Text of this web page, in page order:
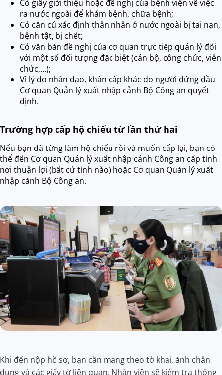
Có giấy giới thiệu hoặc đề nghị của bệnh viện về việc
ra nước ngoài để khám bệnh, chữa bệnh;
Có căn cứ xác định thân nhân ở nước ngoài bị tai nạn,
bệnh tật, bị chết;
Có văn bản đề nghị của cơ quan trực tiếp quản lý đối
với một số đối tượng đặc biệt (cán bộ, công chức, viên
chức,…);
Vì lý do nhân đạo, khẩn cấp khác do người đứng đầu
Cơ quan Quản lý xuất nhập cảnh Bộ Công an quyết
định.
Trường hợp cấp hộ chiếu từ lần thứ hai
Nếu bạn đã từng làm hộ chiếu rồi và muốn cấp lại, bạn có
thể đến Cơ quan Quản lý xuất nhập cảnh Công an cấp tỉnh
nơi thuận lợi (bất cứ tỉnh nào) hoặc Cơ quan Quản lý xuất
nhập cảnh Bộ Công an.
Khi đến nộp hồ sơ, bạn cần mang theo tờ khai, ảnh chân
dung và các giấy tờ liên quan. Nhân viên sẽ kiểm tra thông